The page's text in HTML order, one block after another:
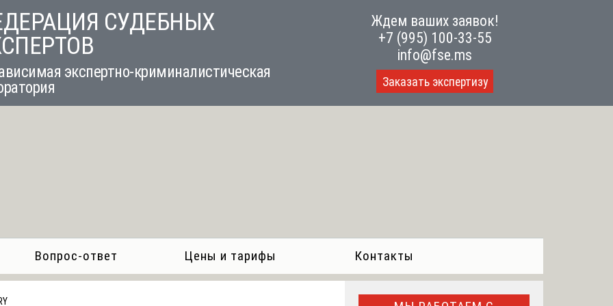
СУДЕБНЫХ
экспертно-криминалистическая
Ждем ваших заявок!
+7 (995) 100-33-55
info@fse.ms
Заказать экспертизу
Вопрос-ответ Цены и тарифы Контакты